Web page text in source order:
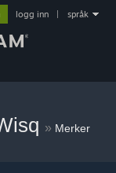
logg inn språk
» Merker